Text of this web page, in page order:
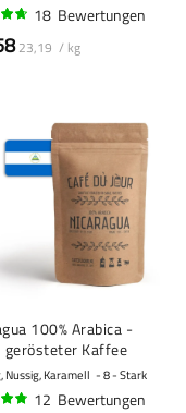
18 Bewertungen
23,19 / kg
100% Arabica -
gerösteter Kaffee
Nussig, Karamell 8 - Stark
12 Bewertungen